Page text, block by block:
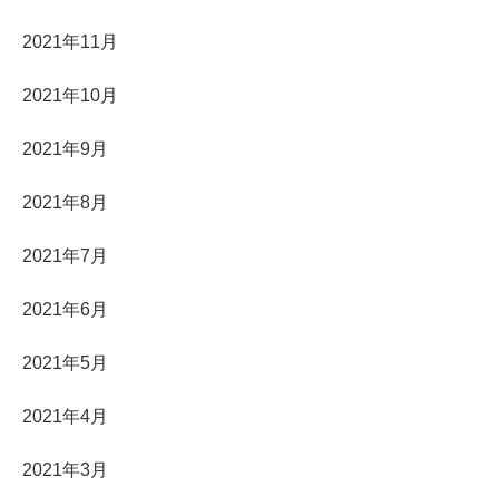
2021年11月
2021年10月
2021年9月
2021年8月
2021年7月
2021年6月
2021年5月
2021年4月
2021年3月